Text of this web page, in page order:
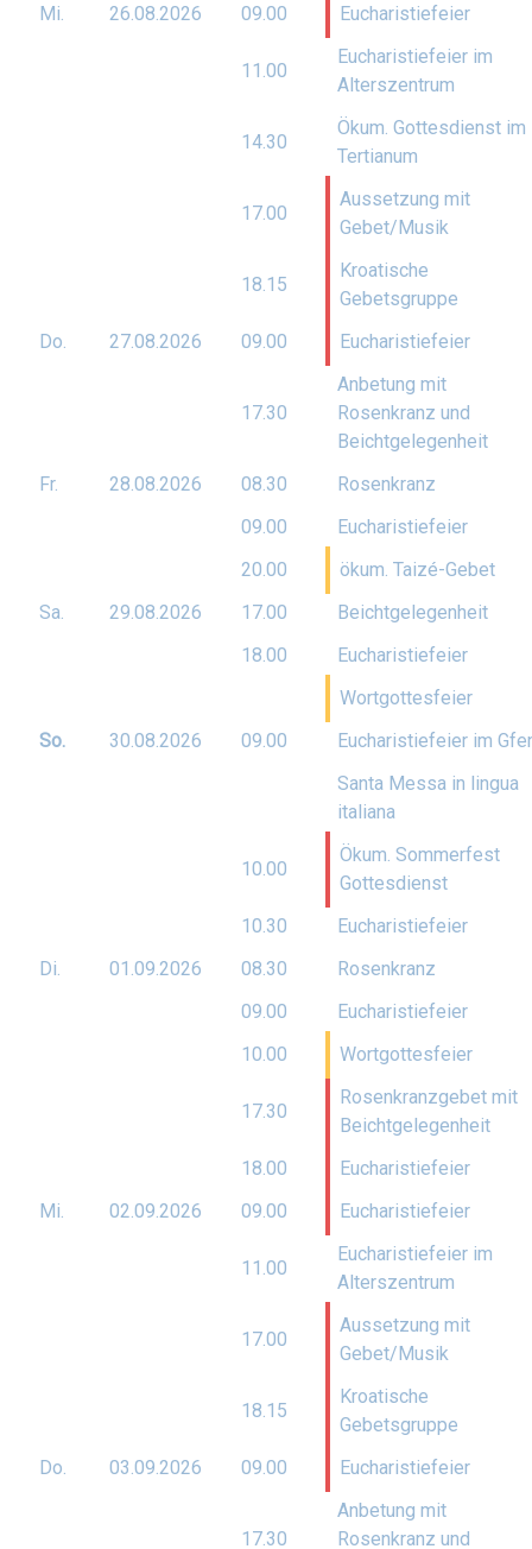
Mi.
26.08.2026 09.00 Eucharistiefeier
11.00
Eucharistiefeier im
Alterszentrum
14.30
Ökum. Gottesdienst im
Tertianum
17.00
Aussetzung mit
Gebet/Musik
18.15
Kroatische
Gebetsgruppe
Do.
27.08.2026 09.00 Eucharistiefeier
17.30
Anbetung mit
Rosenkranz und
Beichtgelegenheit
Fr.
28.08.2026 08.30
Rosenkranz
09.00
Eucharistiefeier
20.00
ökum. Taizé-Gebet
Sa.
29.08.2026 17.00
Beichtgelegenheit
18.00
Eucharistiefeier
Wortgottesfeier
So.
30.08.2026 09.00
Eucharistiefeier im
Santa Messa in lingua
italiana
10.00
Ökum. Sommerfest
Gottesdienst
10.30
Eucharistiefeier
Di.
01.09.2026 08.30
Rosenkranz
09.00
Eucharistiefeier
10.00
Wortgottesfeier
17.30
Rosenkranzgebet mit
Beichtgelegenheit
18.00
Eucharistiefeier
Mi.
02.09.2026 09.00 Eucharistiefeier
11.00
Eucharistiefeier im
Alterszentrum
17.00
Aussetzung mit
Gebet/Musik
18.15
Kroatische
Gebetsgruppe
Do.
03.09.2026 09.00 Eucharistiefeier
17.30
Anbetung mit
Rosenkranz und